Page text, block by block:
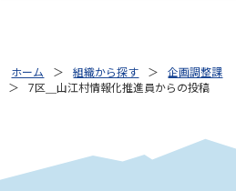
ホーム 組織から探す
企画調整課
7区＿山江村情報化推進員からの投稿